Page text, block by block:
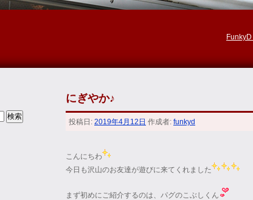
にぎやか♪
投稿日: 2019年4月12日 作成者: funkyd
こんにちわ
今日も沢山のお友達が遊びに来てくれました
まず初めにご紹介するのは、パグのこぶしくん